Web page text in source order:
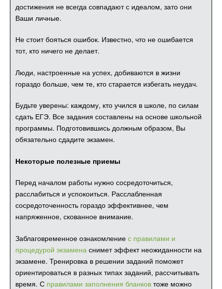
достижения не всегда совпадают с идеалом, зато они
Ваши личные.
Не стоит бояться ошибок. Известно, что не ошибается
тот, кто ничего не делает.
Люди, настроенные на успех, добиваются в жизни
гораздо больше, чем те, кто старается избегать неудач.
Будьте уверены: каждому, кто учился в школе, по силам
сдать ЕГЭ. Все задания составлены на основе школьной
программы. Подготовившись должным образом, Вы
обязательно сдадите экзамен.
Некоторые полезные приемы
Перед началом работы нужно сосредоточиться,
расслабиться и успокоиться. Расслабленная
сосредоточенность гораздо эффективнее, чем
напряженное, скованное внимание.
Заблаговременное ознакомление с правилами и
процедурой экзамена снимет эффект неожиданности на
экзамене. Тренировка в решении заданий поможет
ориентироваться в разных типах заданий, рассчитывать
время. С правилами заполнения бланков тоже можно